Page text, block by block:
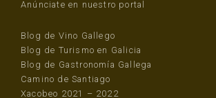
Anúnciate en nuestro portal
Blog de Vino Gallego
Blog de Turismo en Galicia
Blog de Gastronomía Gallega
Camino de Santiago
Xacobeo 2021 – 2022